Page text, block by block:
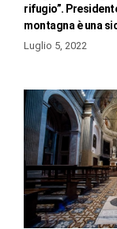
rifugio”.
montagna è una
Luglio 5, 2022